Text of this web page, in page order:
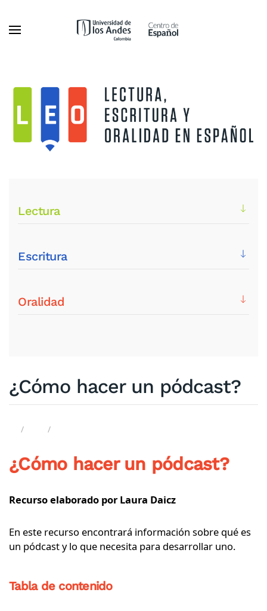
Ir al contenido principal
Lectura
Escritura
Oralidad
¿Cómo hacer un pódcast?
¿Cómo hacer un pódcast?
Recurso elaborado por Laura Daicz
En este recurso encontrará información sobre qué es
un pódcast y lo que necesita para desarrollar uno.
Tabla de contenido